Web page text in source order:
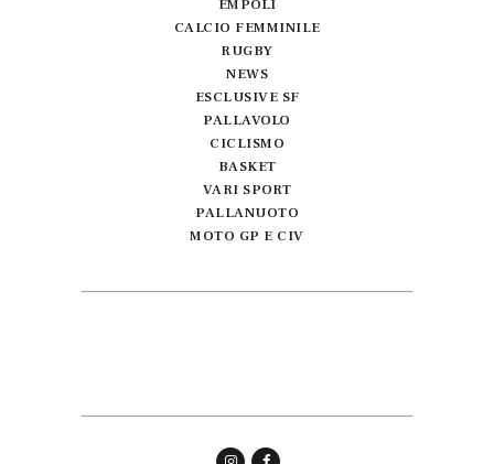
EMPOLI
CALCIO FEMMINILE
RUGBY
NEWS
ESCLUSIVE SF
PALLAVOLO
CICLISMO
BASKET
VARI SPORT
PALLANUOTO
MOTO GP E CIV